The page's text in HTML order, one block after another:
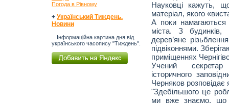
Погода в Рівному
+ Український Тиждень.
Новини
Інформаційна картина дня від
українського часопису "Тиждень".
Науковці кажуть,
матеріал, якого
А поки намагаються
міста. З будинків,
дерев’яне
підвіконнями.
приміщеннях
Учений секретар
історичного
Черняков
"Здебільшого це
ми вже знаємо, що